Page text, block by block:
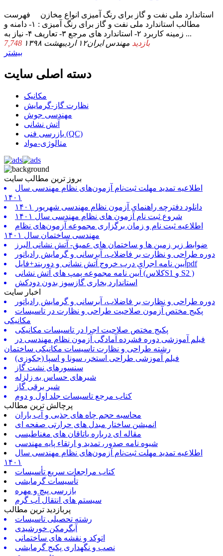
استاندارد ملی نفت و گاز برای رنگ آمیزی انواع مخازن ﻓﻬﺮﺳﺖ
ﻣﻄﺎﻟﺐ استاندارد ملی نفت و گاز برای رنگ آمیزی : ۱- دامنه و
زمینه کاربرد ۲- استاندارد های مرجع ۳- تعاریف ۴- نیاز به ...
7,748 بازدید مهندس ایران۱۲ اردیبهشت ۱۳۹۸
بیشتر
دسته اصلی سایت
مکانیک
نظارت گاز-گرمایش
مهندسی جوش
آتش نشانی
بازرسی فنی (QC)
متالوژی-مواد
بروز ترین مطالب سایت
اطلاعیه تمدید مهلت ثبت‌نام آزمون‌های نظام مهندسی سال
۱۴۰۱
دانلود دفترچه راهنمای آزمون نظام مهندسی شهریور ۱۴۰۱
شروع ثبت نام آزمون های نظام مهندسی سال ۱۴۰۱
اطلاعیه ثبت نام و زمان برگزاری مجموعه آزمون‌های نظام
مهندسی ساختمان سال ۱۴۰۱
ضوابط زیر زمین ها و ساختمان های عمیق- آتش نشانی البرز
دوره طراحی و نظارت بر فاضلاب، آبرسانی و گرمایش رادیاتور
آیین نامه اجرای درب خروج آتش نشانی و دوربند+فایلpdf
آیین نامه مجموعه پمپ های آتش نشانی (کلاسS1 و S2 )
استاندارد بخاری گازسوز بدون دودکش
اخبار سایت
دوره طراحی و نظارت بر فاضلاب، آبرسانی و گرمایش رادیاتور
پکیج مختص آزمون صلاحیت طراحی و نظارت در تاسیسات
مکانیکی
پکیج مختص صلاحیت اجرا در تاسیسات مکانیکی
فیلم آموزشی دوره فشرده آمادگی آزمون نظام مهندسی در
رشته طراحی و نظارت تاسیسات مکانیکی ساختمان
فیلم آموزشی طراحی استخر، سونا و اسپا (جکوزی)
سنسورهای نشت گاز
شیرهای حساس به زلزله
شیر برقی گاز
کتاب مرجع تاسیسات جلد اول و دوم
پرچالش ترین مطالب
محاسبه حجم چاه های جذبی و آب باران
انمیشن ساختار مبدل های حرارتی صفحه ای
مقاله ای درباره یاتاقان های مغناطیسی
شیوه نامه صدور، تمدید و ارتقاء پایه مهندسی
اطلاعیه تمدید مهلت ثبت‌نام آزمون‌های نظام مهندسی سال
۱۴۰۱
کتاب مراجعات سریع تأسیسات
تأسیسات گرمایشی
بازرسی پیچ و مهره
سیستم های انتقال آب گرم
پربازدید ترین مطالب
رشته تحصیلی تاسیسات
آبگرمکن خورشیدی
اتوکد و نقشه های ساختمانی
نصب و نگهداری پکیج گرمایشی